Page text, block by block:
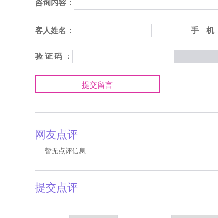
咨询内容：
客人姓名： 手 机
验 证 码 ：
提交留言
网友点评
暂无点评信息
提交点评